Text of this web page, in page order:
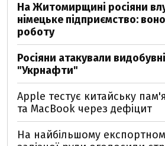
На Житомирщині росіяни
німецьке підприємство:
роботу
Росіяни атакували
"Укрнафти"
Apple тестує китайську
та MacBook через дефіцит
На найбільшому